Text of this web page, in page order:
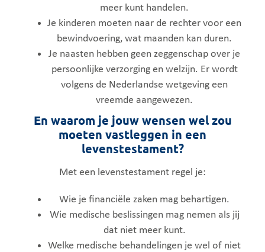
meer kunt handelen.
Je kinderen moeten naar de rechter voor een
bewindvoering, wat maanden kan duren.
Je naasten hebben geen zeggenschap over je
persoonlijke verzorging en welzijn. Er wordt
volgens de Nederlandse wetgeving een
vreemde aangewezen.
En waarom je jouw wensen wel zou
moeten vastleggen in een
levenstestament?
Met een levenstestament regel je:
Wie je financiële zaken mag behartigen.
Wie medische beslissingen mag nemen als jij
dat niet meer kunt.
Welke medische behandelingen je wel of niet